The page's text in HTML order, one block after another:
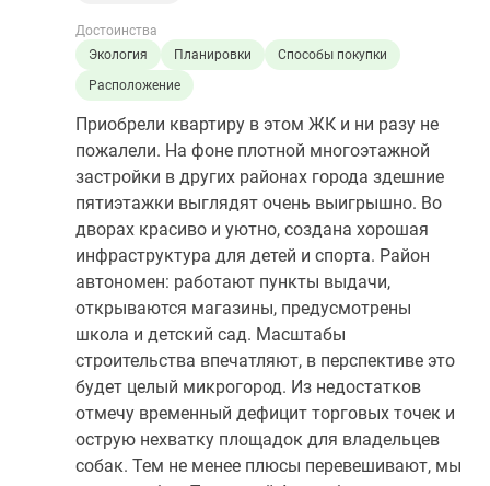
Достоинства
Экология
Планировки
Способы покупки
Расположение
Приобрели квартиру в этом ЖК и ни разу не
пожалели. На фоне плотной многоэтажной
застройки в других районах города здешние
пятиэтажки выглядят очень выигрышно. Во
дворах красиво и уютно, создана хорошая
инфраструктура для детей и спорта. Район
автономен: работают пункты выдачи,
открываются магазины, предусмотрены
школа и детский сад. Масштабы
строительства впечатляют, в перспективе это
будет целый микрогород. Из недостатков
отмечу временный дефицит торговых точек и
острую нехватку площадок для владельцев
собак. Тем не менее плюсы перевешивают, мы